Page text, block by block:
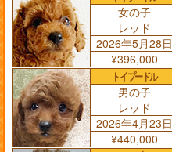
女の子
レッド
2026年5月28日
¥396,000
トイプードル
男の子
レッド
2026年4月23日
¥440,000